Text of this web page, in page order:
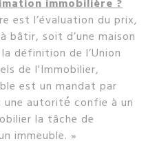
est l’évaluation du prix,
bâtir, soit d’une maison
définition de l’Union
de l'Immobilier,
est un mandat par
une autorité́ confie à un
la tâche de
immeuble. »